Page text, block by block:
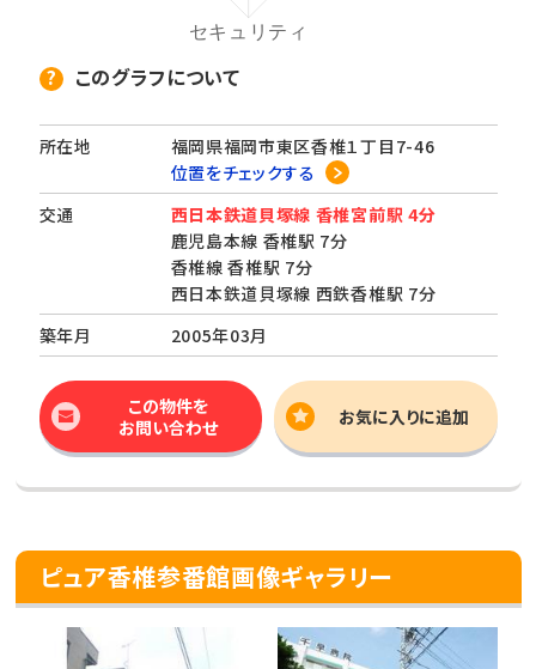
このグラフについて
所在地
福岡県福岡市東区香椎１丁目7-46
位置をチェックする
交通
西日本鉄道貝塚線 香椎宮前駅 4分
鹿児島本線 香椎駅 7分
香椎線 香椎駅 7分
西日本鉄道貝塚線 西鉄香椎駅 7分
築年月
2005年03月
この物件を
お問い合わせ
お気に入りに追加
ピュア香椎参番館画像ギャラリー